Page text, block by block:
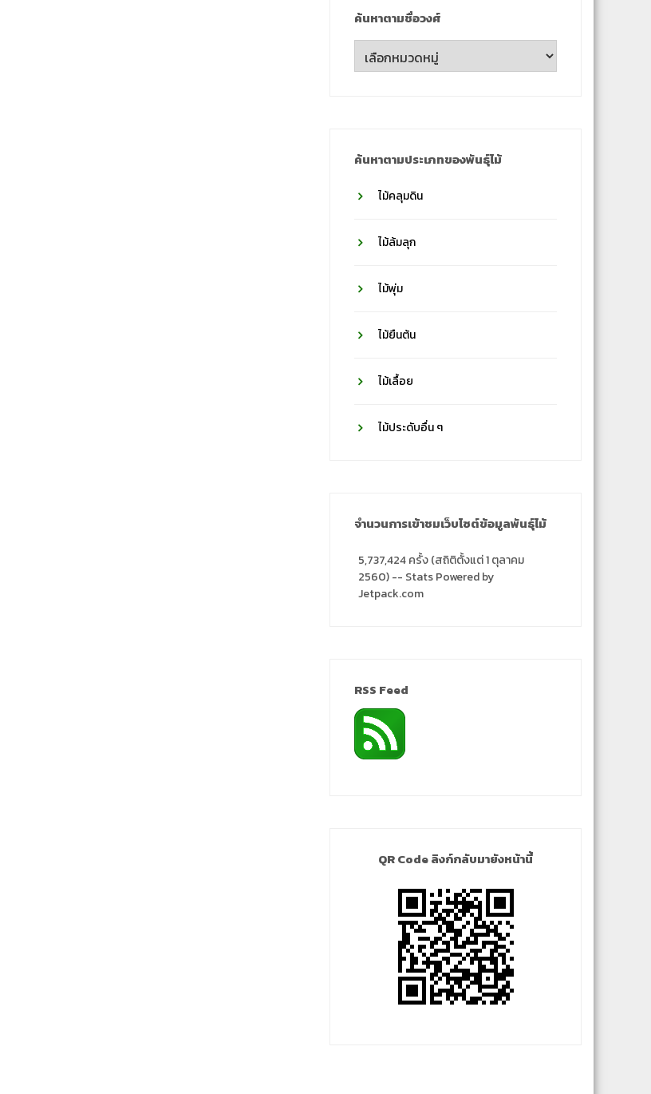
ค้นหาตามชื่อวงศ์
ค้นหา
ตาม
ค้นหาตามประเภทของพันธุ์ไม้
ไม้คลุมดิน
ไม้ล้มลุก
ไม้พุ่ม
ไม้ยืนต้น
ไม้เลื้อย
ไม้ประดับอื่น ๆ
จำนวนการเข้าชมเว็บไซต์ข้อมูลพันธุ์ไม้
5,737,424 ครั้ง (สถิติตั้งแต่ 1 ตุลาคม
2560) -- Stats Powered by
Jetpack.com
RSS Feed
QR Code ลิงก์กลับมายังหน้านี้